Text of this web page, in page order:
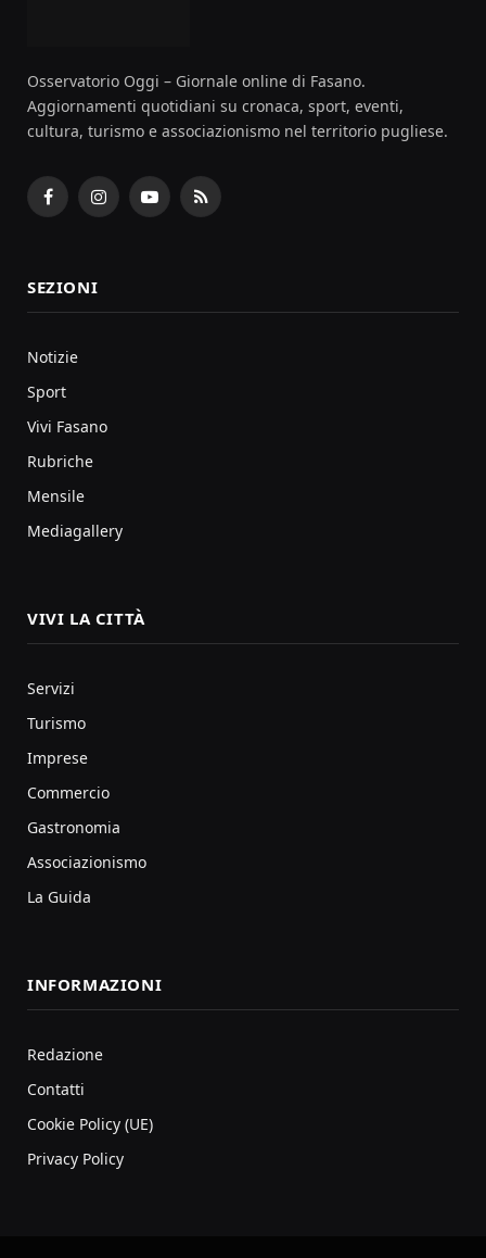
Osservatorio Oggi – Giornale online di Fasano.
Aggiornamenti quotidiani su cronaca, sport, eventi,
cultura, turismo e associazionismo nel territorio pugliese.
FacebookInstagramYouTubeRSS
SEZIONI
Notizie
Sport
Vivi Fasano
Rubriche
Mensile
Mediagallery
VIVI LA CITTÀ
Servizi
Turismo
Imprese
Commercio
Gastronomia
Associazionismo
La Guida
INFORMAZIONI
Redazione
Contatti
Cookie Policy (UE)
Privacy Policy